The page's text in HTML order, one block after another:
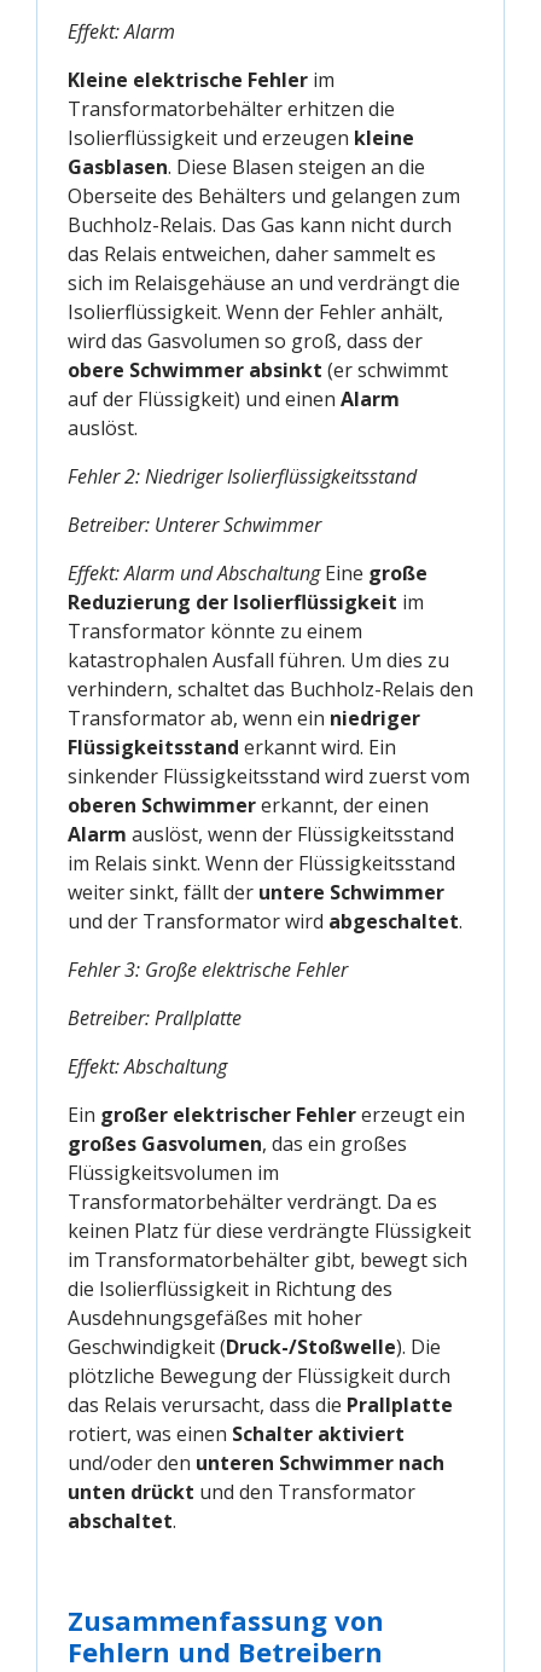
Effekt: Alarm
Kleine elektrische Fehler im
Transformatorbehälter erhitzen die
Isolierflüssigkeit und erzeugen kleine
Gasblasen. Diese Blasen steigen an die
Oberseite des Behälters und gelangen zum
Buchholz-Relais. Das Gas kann nicht durch
das Relais entweichen, daher sammelt es
sich im Relaisgehäuse an und verdrängt die
Isolierflüssigkeit. Wenn der Fehler anhält,
wird das Gasvolumen so groß, dass der
obere Schwimmer absinkt (er schwimmt
auf der Flüssigkeit) und einen Alarm
auslöst.
Fehler 2: Niedriger Isolierflüssigkeitsstand
Betreiber: Unterer Schwimmer
Effekt: Alarm und AbschaltungEine große
Reduzierung der Isolierflüssigkeit im
Transformator könnte zu einem
katastrophalen Ausfall führen. Um dies zu
verhindern, schaltet das Buchholz-Relais den
Transformator ab, wenn ein niedriger
Flüssigkeitsstand erkannt wird. Ein
sinkender Flüssigkeitsstand wird zuerst vom
oberen Schwimmererkannt, der einen
Alarm auslöst, wenn der Flüssigkeitsstand
im Relais sinkt. Wenn der Flüssigkeitsstand
weiter sinkt, fällt der untere Schwimmer
und der Transformator wird abgeschaltet.
Fehler 3: Große elektrische Fehler
Betreiber: Prallplatte
Effekt: Abschaltung
Ein großer elektrischer Fehlererzeugt ein
großes Gasvolumen, das ein großes
Flüssigkeitsvolumen im
Transformatorbehälter verdrängt. Da es
keinen Platz für diese verdrängte Flüssigkeit
im Transformatorbehälter gibt, bewegt sich
die Isolierflüssigkeit in Richtung des
Ausdehnungsgefäßes mit hoher
Geschwindigkeit (Druck-/Stoßwelle). Die
plötzliche Bewegung der Flüssigkeit durch
das Relais verursacht, dass die Prallplatte
rotiert, was einen Schalter aktiviert
und/oder den unteren Schwimmer nach
unten drückt und den Transformator
abschaltet.
Zusammenfassung von
Fehlern und Betreibern